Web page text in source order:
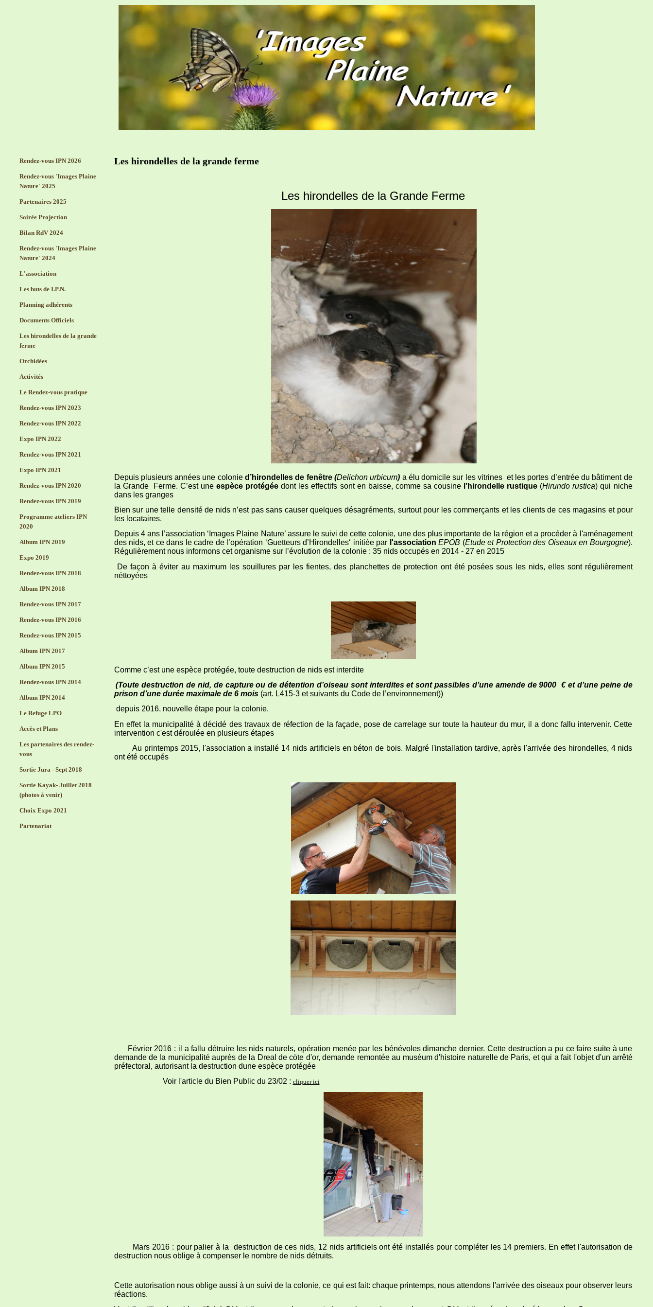
Rendez-vous IPN 2026
Rendez-vous 'Images Plaine
Nature' 2025
Partenaires 2025
Soirée Projection
Bilan RdV 2024
Rendez-vous 'Images Plaine
Nature' 2024
L'association
Les buts de I.P.N.
Planning adhérents
Documents Officiels
Les hirondelles de la grande
ferme
Orchidées
Activités
Le Rendez-vous pratique
Rendez-vous IPN 2023
Rendez-vous IPN 2022
Expo IPN 2022
Rendez-vous IPN 2021
Expo IPN 2021
Rendez-vous IPN 2020
Rendez-vous IPN 2019
Programme ateliers IPN
2020
Album IPN 2019
Expo 2019
Rendez-vous IPN 2018
Album IPN 2018
Rendez-vous IPN 2017
Rendez-vous IPN 2016
Rendez-vous IPN 2015
Album IPN 2017
Album IPN 2015
Rendez-vous IPN 2014
Album IPN 2014
Le Refuge LPO
Accès et Plans
Les partenaires des rendez-
vous
Sortie Jura - Sept 2018
Sortie Kayak- Juillet 2018
(photos à venir)
Choix Expo 2021
Partenariat
Les hirondelles de la grande ferme
Les hirondelles de la Grande Ferme
Depuis plusieurs années une colonied’hirondelles de fenêtre (Delichon urbicum) a élu domicile sur les vitrines et les portes d’entrée du bâtiment de
la Grande Ferme. C’est uneespèce protégée dont les effectifs sont en baisse, comme sa cousine l’hirondelle rustique (Hirundo rustica) qui niche
dans les granges
Bien sur une telle densité de nids n’est pas sans causer quelques désagréments, surtout pour les commerçants et les clients de ces magasins et pour
les locataires.
Depuis 4 ans l’association ‘Images Plaine Nature’ assure le suivi de cette colonie, une des plus importante de la région et a procéder à l'aménagement
des nids, et ce dans le cadre de l’opération ‘Guetteurs d’Hirondelles‘ initiée par l'associationEPOB (Etude et Protection des Oiseaux en Bourgogne).
Régulièrement nous informons cet organisme sur l’évolution de la colonie : 35 nids occupés en 2014 - 27 en 2015
De façon à éviter au maximum les souillures par les fientes, des planchettes de protection ont été posées sous les nids, elles sont régulièrement
néttoyées
Comme c’est une espèce protégée, toute destruction de nids est interdite
(Toute destruction de nid, de capture ou de détention d’oiseau sont interdites et sont passibles d’une amende de 9000 € et d’une peine de
prison d’une durée maximale de 6 mois (art. L415-3 et suivants du Code de l’environnement))
depuis 2016, nouvelle étape pour la colonie.
En effet la municipalité à décidé des travaux de réfection de la façade, pose de carrelage sur toute la hauteur du mur, il a donc fallu intervenir. Cette
intervention c'est déroulée en plusieurs étapes
Au printemps 2015, l'association a installé 14 nids artificiels en béton de bois. Malgré l'installation tardive, après l'arrivée des hirondelles, 4 nids
ont été occupés
Février 2016 : il a fallu détruire les nids naturels, opération menée par les bénévoles dimanche dernier. Cette destruction a pu ce faire suite à une
demande de la municipalité auprès de la Dreal de cöte d'or, demande remontée au muséum d'histoire naturelle de Paris, et qui a fait l'objet d'un arrêté
préfectoral, autorisant la destruction dune espèce protégée
Voir l'article du Bien Public du 23/02 : cliquer ici
Mars 2016 : pour palier à la destruction de ces nids, 12 nids artificiels ont été installés pour compléter les 14 premiers. En effet l'autorisation de
destruction nous oblige à compenser le nombre de nids détruits.
Cette autorisation nous oblige aussi à un suivi de la colonie, ce qui est fait: chaque printemps, nous attendons l'arrivée des oiseaux pour observer leurs
réactions.